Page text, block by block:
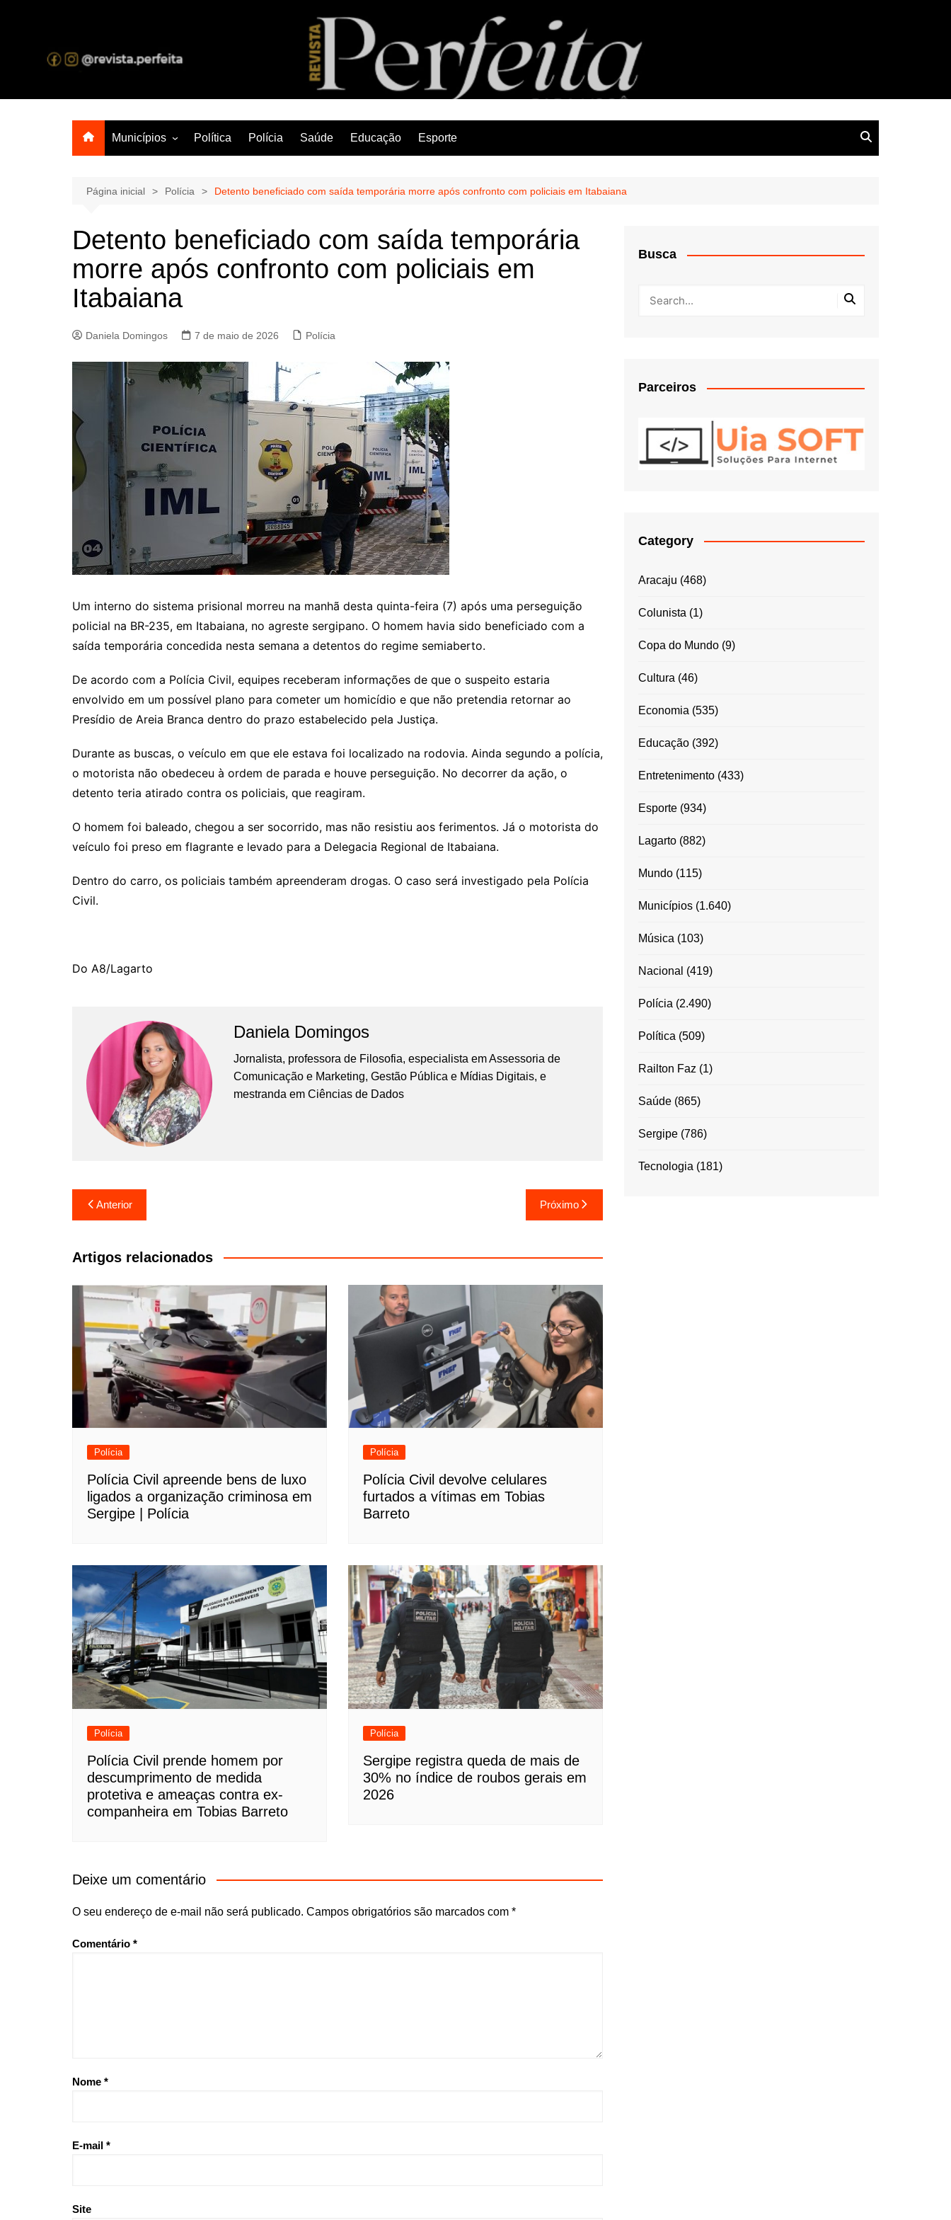
Revista Perfeita
A melhor revista eletrônica do interior de Sergipe
Municípios
Lagarto
Política Polícia Saúde Educação Esporte
Página inicial Polícia Detento beneficiado com saída temporária morre após confronto com policiais em Itabaiana
Detento beneficiado com saída temporária
morre após confronto com policiais em
Itabaiana
Daniela Domingos 7 de maio de 2026 Polícia
Um interno do sistema prisional morreu na manhã desta quinta-feira (7) após uma perseguição
policial na BR-235, em Itabaiana, no agreste sergipano. O homem havia sido beneficiado com a
saída temporária concedida nesta semana a detentos do regime semiaberto.
De acordo com a Polícia Civil, equipes receberam informações de que o suspeito estaria
envolvido em um possível plano para cometer um homicídio e que não pretendia retornar ao
Presídio de Areia Branca dentro do prazo estabelecido pela Justiça.
Durante as buscas, o veículo em que ele estava foi localizado na rodovia. Ainda segundo a polícia,
o motorista não obedeceu à ordem de parada e houve perseguição. No decorrer da ação, o
detento teria atirado contra os policiais, que reagiram.
O homem foi baleado, chegou a ser socorrido, mas não resistiu aos ferimentos. Já o motorista do
veículo foi preso em flagrante e levado para a Delegacia Regional de Itabaiana.
Dentro do carro, os policiais também apreenderam drogas. O caso será investigado pela Polícia
Civil.
Do A8/Lagarto
Daniela Domingos
Jornalista, professora de Filosofia, especialista em Assessoria de
Comunicação e Marketing, Gestão Pública e Mídias Digitais, e
mestranda em Ciências de Dados
Navegação
de
Post
Anterior Próximo
Artigos relacionados
Polícia
Polícia Civil apreende bens de luxo
ligados a organização criminosa em
Sergipe | Polícia
Polícia
Polícia Civil devolve celulares
furtados a vítimas em Tobias
Barreto
Polícia
Polícia Civil prende homem por
descumprimento de medida
protetiva e ameaças contra ex-
companheira em Tobias Barreto
Polícia
Sergipe registra queda de mais de
30% no índice de roubos gerais em
2026
Deixe um comentário
O seu endereço de e-mail não será publicado. Campos obrigatórios são marcados com *
Comentário *
Nome *
E-mail *
Site
Busca
Parceiros
Category
Aracaju (468)
Colunista (1)
Copa do Mundo (9)
Cultura (46)
Economia (535)
Educação (392)
Entretenimento (433)
Esporte (934)
Lagarto (882)
Mundo (115)
Municípios (1.640)
Música (103)
Nacional (419)
Polícia (2.490)
Política (509)
Railton Faz (1)
Saúde (865)
Sergipe (786)
Tecnologia (181)